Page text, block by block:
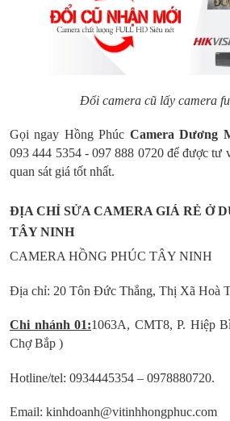
Đổi camera cũ lấy camera
Gọi ngay Hồng Phúc Camera Dương
093 444 5354 - 097 888 0720 để được tư
quan sát giá tốt nhất.
ĐỊA CHỈ SỬA CAMERA GIÁ RẺ Ở
TÂY NINH
CAMERA HỒNG PHÚC TÂY NINH
Địa chỉ: 20 Tôn Đức Thắng, Thị Xã Hoà
Chi nhánh 01:1063A, CMT8, P. Hiệp
Chợ Bắp )
Hotline/tel: 0934445354 – 0978880720.
Email: kinhdoanh@vitinhhongphuc.com